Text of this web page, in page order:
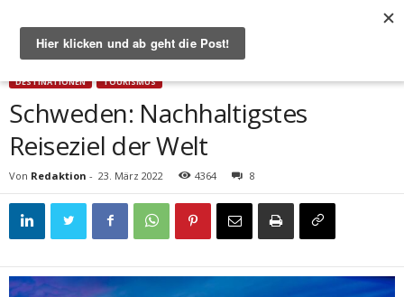
Start Destinationen Schweden: Nachhaltigstes Reiseziel der Welt
DESTINATIONEN TOURISMUS
Schweden: Nachhaltigstes
Reiseziel der Welt
Von Redaktion - 23. März 2022 4364 8